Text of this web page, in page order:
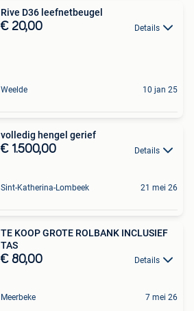
Rive D36 leefnetbeugel
€ 20,00 Details
Weelde 10 jan 25
volledig hengel gerief
€ 1.500,00 Details
Sint-Katherina-Lombeek 21 mei 26
TE KOOP GROTE ROLBANK INCLUSIEF
TAS
€ 80,00 Details
Meerbeke 7 mei 26